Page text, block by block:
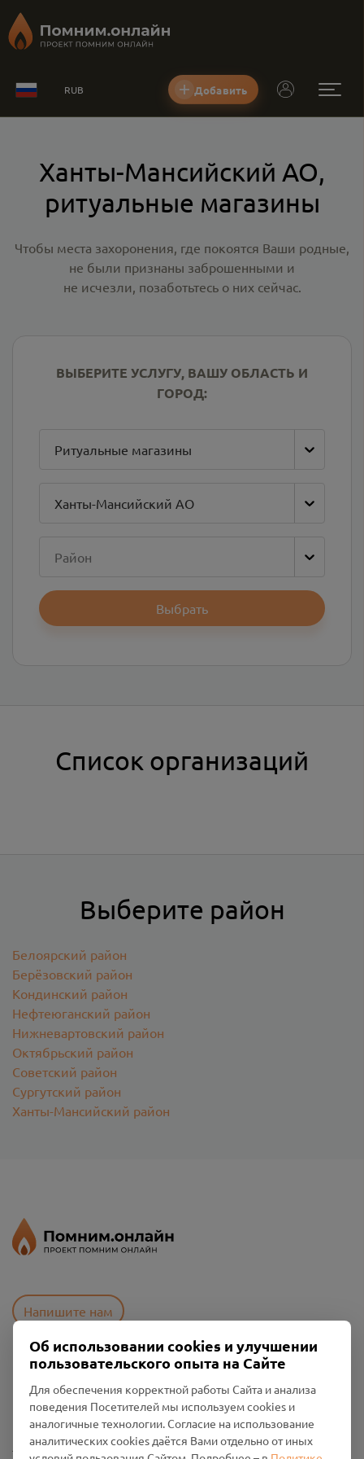
RUB Добавить
Ханты-Мансийский АО,
ритуальные магазины
Чтобы места захоронения, где покоятся Ваши родные,
не были признаны заброшенными и
не исчезли, позаботьтесь о них сейчас.
ВЫБЕРИТЕ УСЛУГУ, ВАШУ ОБЛАСТЬ И
ГОРОД:
Ритуальные магазины
Ханты-Мансийский АО
Район
Выбрать
Список организаций
Выберите район
Белоярский район
Берёзовский район
Кондинский район
Нефтеюганский район
Нижневартовский район
Октябрьский район
Советский район
Сургутский район
Ханты-Мансийский район
Напишите нам
Политика конфиденциальности
Промо-материалы
Настройки cookies
Об использовании cookies и улучшении
пользовательского опыта на Сайте
Для обеспечения корректной работы Сайта и анализа
поведения Посетителей мы используем cookies и
аналогичные технологии. Согласие на использование
аналитических cookies даётся Вами отдельно от иных